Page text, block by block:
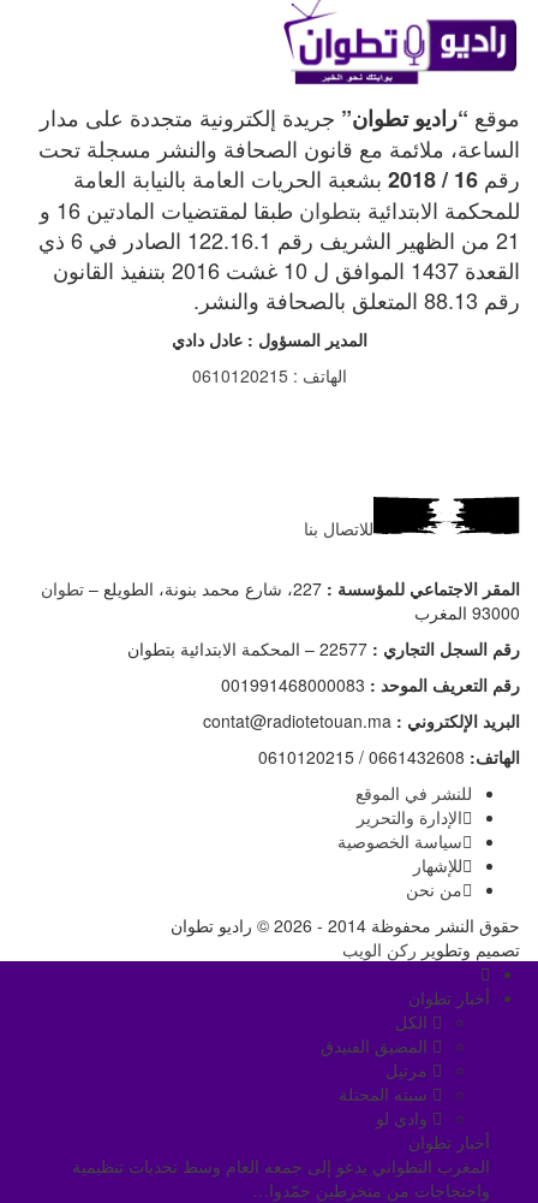
موقع “راديو تطوان” جريدة إلكترونية متجددة على مدار
الساعة، ملائمة مع قانون الصحافة والنشر مسجلة تحت
رقم 16 / 2018
بشعبة الحريات العامة بالنيابة العامة
للمحكمة الابتدائية بتطوان
طبقا لمقتضيات المادتين 16 و
21 من الظهير الشريف رقم 122.16.1 الصادر في 6 ذي
القعدة 1437 الموافق ل 10 غشت 2016 بتنفيذ القانون
رقم 88.13 المتعلق بالصحافة والنشر.
المدير المسؤول : عادل دادي
الهاتف : 0610120215
للاتصال بنا
المقر الاجتماعي للمؤسسة : 227، شارع محمد بنونة، الطويلع –
تطوان
93000 المغرب
رقم السجل التجاري : 22577 – المحكمة الابتدائية بتطوان
رقم التعريف الموحد : 001991468000083
البريد الإلكتروني : contat@radiotetouan.ma
الهاتف: 0661432608 / 0610120215
للنشر في الموقع
الإدارة والتحرير
سياسة الخصوصية
للإشهار
من نحن
حقوق النشر محفوظة 2014 - 2026 © راديو تطوان
تصميم وتطوير ركن الويب
أخبار تطوان
الكل
المضيق الفنيدق
مرتيل
سبته المحتلة
وادي لو
أخبار تطوان
المغرب التطواني يدعو إلى جمعه العام وسط تحديات تنظيمية
واحتجاجات من منخرطين جمّدوا…